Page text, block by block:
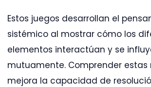
Estos juegos desarrollan el
sistémico al mostrar cómo los
elementos interactúan y se
mutuamente. Comprender estas
mejora la capacidad de